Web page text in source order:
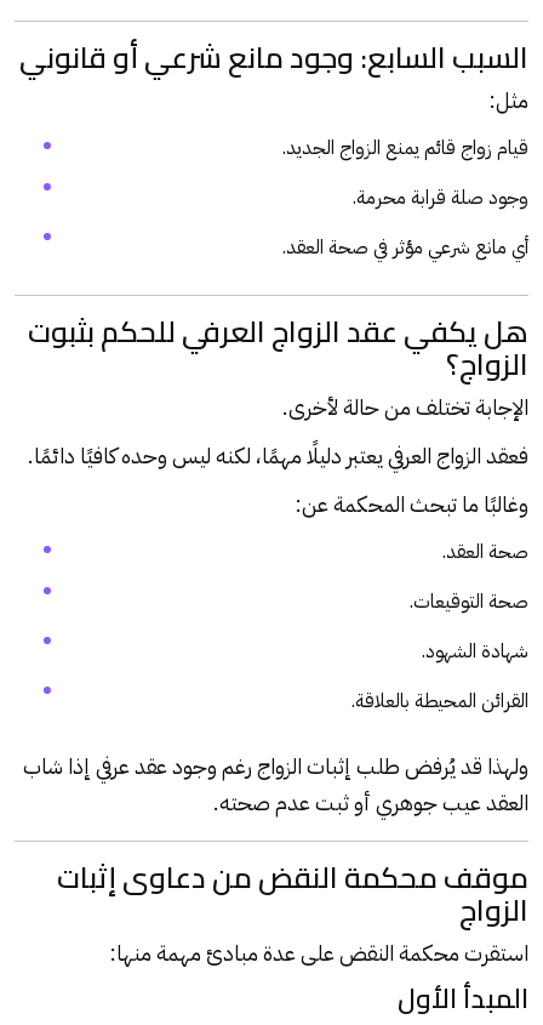
السبب السابع: وجود مانع شرعي أو قانوني
مثل:
قيام زواج قائم يمنع الزواج الجديد.
وجود صلة قرابة محرمة.
أي مانع شرعي مؤثر في صحة العقد.
هل يكفي عقد الزواج العرفي للحكم بثبوت
الزواج؟
الإجابة تختلف من حالة لأخرى.
فعقد الزواج العرفي يعتبر دليلًا مهمًا، لكنه ليس وحده كافيًا دائمًا.
وغالبًا ما تبحث المحكمة عن:
صحة العقد.
صحة التوقيعات.
شهادة الشهود.
القرائن المحيطة بالعلاقة.
ولهذا قد يُرفض طلب إثبات الزواج رغم وجود عقد عرفي إذا شاب
العقد عيب جوهري أو ثبت عدم صحته.
موقف محكمة النقض من دعاوى إثبات
الزواج
استقرت محكمة النقض على عدة مبادئ مهمة منها:
المبدأ الأول